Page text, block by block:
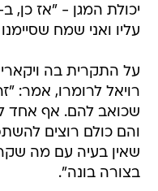
עליו ואני שמח
על התקרית בה
רויאל לרומרו, אמר:
שכואב להם. אף אחד
והם כולם רוצים
שאין בעיה עם מה
בצורה בונה".